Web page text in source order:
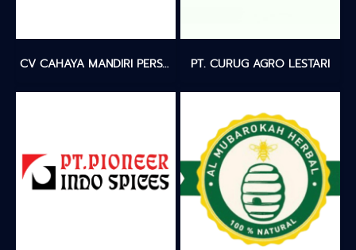
CV CAHAYA MANDIRI PERSADA PT. CURUG AGRO LESTARI